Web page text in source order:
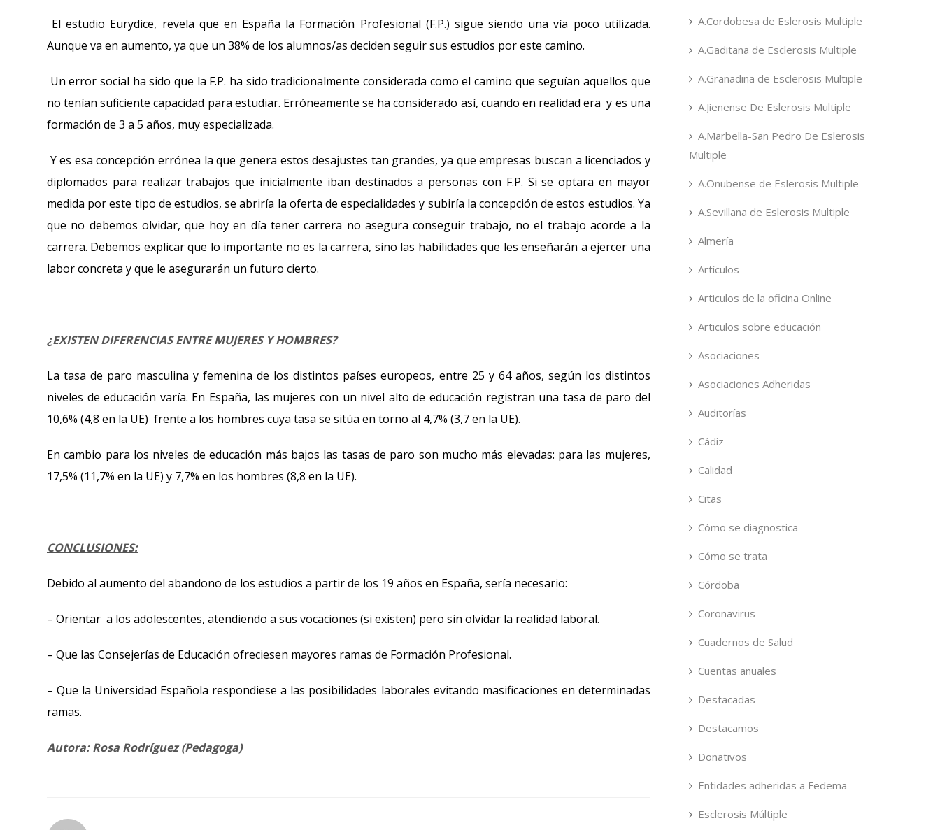
El estudio Eurydice, revela que en España la Formación Profesional (F.P.) sigue siendo una vía poco utilizada.
Aunque va en aumento, ya que un 38% de los alumnos/as deciden seguir sus estudios por este camino.
Un error social ha sido que la F.P. ha sido tradicionalmente considerada como el camino que seguían aquellos que
no tenían suficiente capacidad para estudiar. Erróneamente se ha considerado así, cuando en realidad era y es una
formación de 3 a 5 años, muy especializada.
Y es esa concepción errónea la que genera estos desajustes tan grandes, ya que empresas buscan a licenciados y
diplomados para realizar trabajos que inicialmente iban destinados a personas con F.P. Si se optara en mayor
medida por este tipo de estudios, se abriría la oferta de especialidades y subiría la concepción de estos estudios. Ya
que no debemos olvidar, que hoy en día tener carrera no asegura conseguir trabajo, no el trabajo acorde a la
carrera. Debemos explicar que lo importante no es la carrera, sino las habilidades que les enseñarán a ejercer una
labor concreta y que le asegurarán un futuro cierto.
¿EXISTEN DIFERENCIAS ENTRE MUJERES Y HOMBRES?
La tasa de paro masculina y femenina de los distintos países europeos, entre 25 y 64 años, según los distintos
niveles de educación varía. En España, las mujeres con un nivel alto de educación registran una tasa de paro del
10,6% (4,8 en la UE) frente a los hombres cuya tasa se sitúa en torno al 4,7% (3,7 en la UE).
En cambio para los niveles de educación más bajos las tasas de paro son mucho más elevadas: para las mujeres,
17,5% (11,7% en la UE) y 7,7% en los hombres (8,8 en la UE).
CONCLUSIONES:
Debido al aumento del abandono de los estudios a partir de los 19 años en España, sería necesario:
– Orientar a los adolescentes, atendiendo a sus vocaciones (si existen) pero sin olvidar la realidad laboral.
– Que las Consejerías de Educación ofreciesen mayores ramas de Formación Profesional.
– Que la Universidad Española respondiese a las posibilidades laborales evitando masificaciones en determinadas
ramas.
Autora: Rosa Rodríguez (Pedagoga)
A.Cordobesa de Eslerosis Multiple
A.Gaditana de Esclerosis Multiple
A.Granadina de Esclerosis Multiple
A.Jienense De Eslerosis Multiple
A.Marbella-San Pedro De Eslerosis
Multiple
A.Onubense de Eslerosis Multiple
A.Sevillana de Eslerosis Multiple
Almería
Artículos
Articulos de la oficina Online
Articulos sobre educación
Asociaciones
Asociaciones Adheridas
Auditorías
Cádiz
Calidad
Citas
Cómo se diagnostica
Cómo se trata
Córdoba
Coronavirus
Cuadernos de Salud
Cuentas anuales
Destacadas
Destacamos
Donativos
Entidades adheridas a Fedema
Esclerosis Múltiple